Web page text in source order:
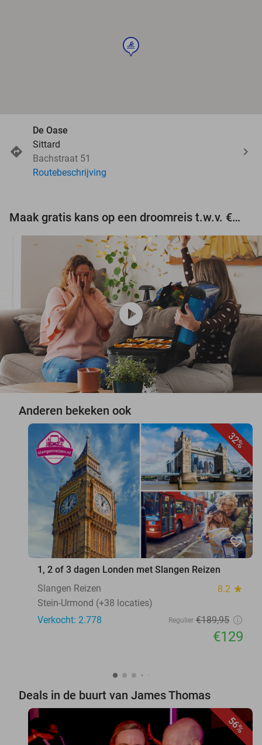
sport
De Oase
Sittard
Bachstraat 51
Routebeschrijving
Maak gratis kans op een droomreis t.w.v. €3.000!
play_circle
Anderen bekeken ook
32%
favorite_border
1, 2 of 3 dagen Londen met Slangen Reizen
Slangen Reizen
8.2 star
Stein-Urmond (+38 locaties)
Verkocht: 2.778
Regulier €189,95
€129
Deals in de buurt van James Thomas
56%